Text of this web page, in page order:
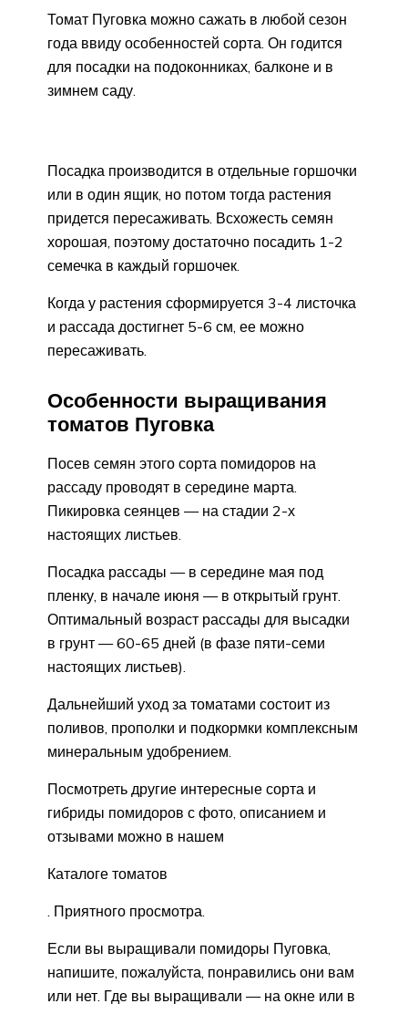
Томат Пуговка можно сажать в любой сезон
года ввиду особенностей сорта. Он годится
для посадки на подоконниках, балконе и в
зимнем саду.
Посадка производится в отдельные горшочки
или в один ящик, но потом тогда растения
придется пересаживать. Всхожесть семян
хорошая, поэтому достаточно посадить 1-2
семечка в каждый горшочек.
Когда у растения сформируется 3-4 листочка
и рассада достигнет 5-6 см, ее можно
пересаживать.
Особенности выращивания
томатов Пуговка
Посев семян этого сорта помидоров на
рассаду проводят в середине марта.
Пикировка сеянцев — на стадии 2-х
настоящих листьев.
Посадка рассады — в середине мая под
пленку, в начале июня — в открытый грунт.
Оптимальный возраст рассады для высадки
в грунт — 60-65 дней (в фазе пяти-семи
настоящих листьев).
Дальнейший уход за томатами состоит из
поливов, прополки и подкормки комплексным
минеральным удобрением.
Посмотреть другие интересные сорта и
гибриды помидоров с фото, описанием и
отзывами можно в нашем
Каталоге томатов
. Приятного просмотра.
Если вы выращивали помидоры Пуговка,
напишите, пожалуйста, понравились они вам
или нет. Где вы выращивали — на окне или в